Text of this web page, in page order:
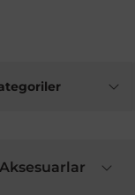
Aksesuarlar